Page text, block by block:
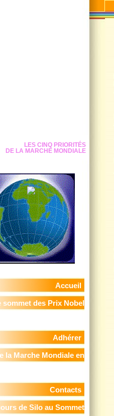
LES CINQ PRIORITÉS
DE LA MARCHE MONDIALE
Accueil
sommet des Prix Nobel
Adhérer
la Marche Mondiale en
Contacts
de Silo au Sommet